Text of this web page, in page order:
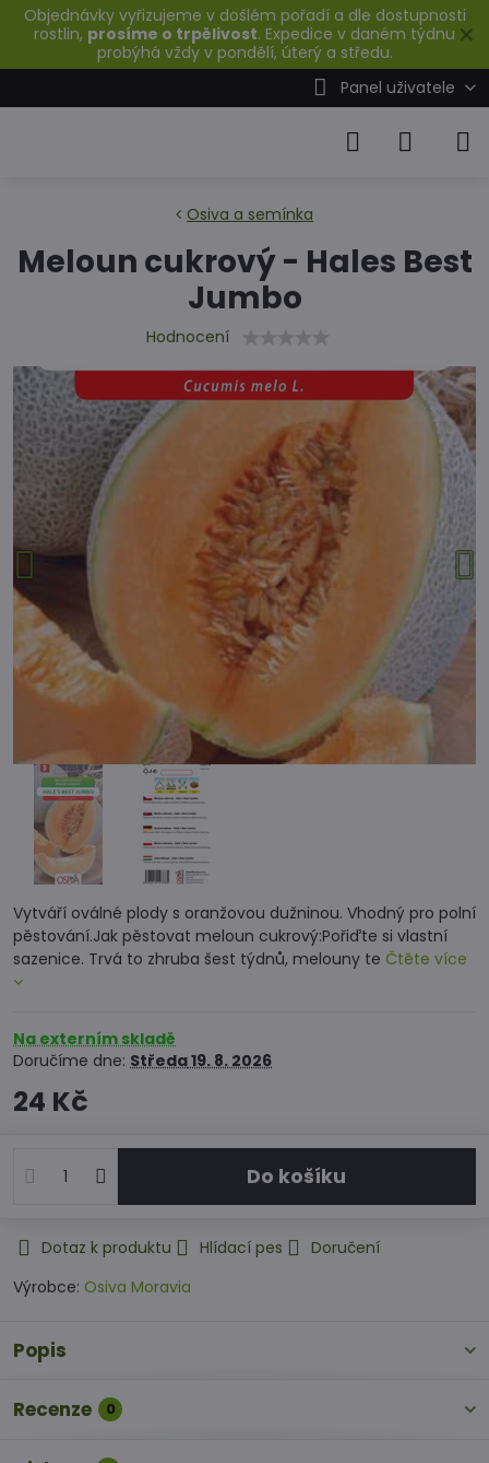
✕
Objednávky vyřizujeme v došlém pořadí a dle dostupnosti
rostlin, prosíme o trpělivost. Expedice v daném týdnu
probýhá vždy v pondělí, úterý a středu.
Panel uživatele
Osiva a semínka
Meloun cukrový - Hales Best
Jumbo
Hodnocení
Vytváří oválné plody s oranžovou dužninou. Vhodný pro polní
pěstování.Jak pěstovat meloun cukrový:Pořiďte si vlastní
sazenice. Trvá to zhruba šest týdnů, melouny te Čtěte více
Na externím skladě
Doručíme dne: Středa19. 8. 2026
24 Kč
Do košíku
Dotaz k produktu Hlídací pes
Doručení
Výrobce: Osiva Moravia
Popis
Recenze 0